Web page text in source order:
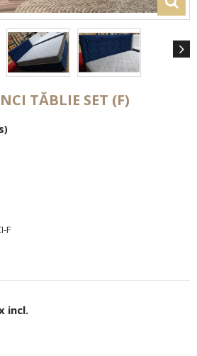
TĂBLIE SET (F)
F
incl.